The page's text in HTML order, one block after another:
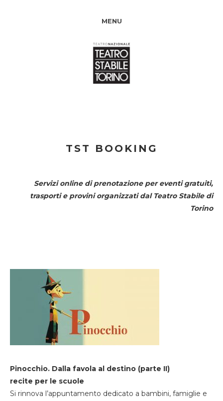
MENU
TST BOOKING
Servizi online di prenotazione per eventi gratuiti,
trasporti e provini organizzati dal Teatro Stabile di
Torino
Pinocchio. Dalla favola al destino (parte II)
recite per le scuole
Si rinnova l’appuntamento dedicato a bambini, famiglie e